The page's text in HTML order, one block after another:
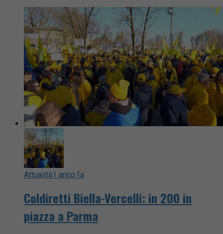
Attualità1 anno fa
Coldiretti Biella-Vercelli: in 200 in
piazza a Parma